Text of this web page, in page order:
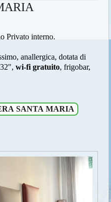
Privato interno.
anallergica, dotata di
32",wi-fi gratuito, frigobar,
SANTA MARIA